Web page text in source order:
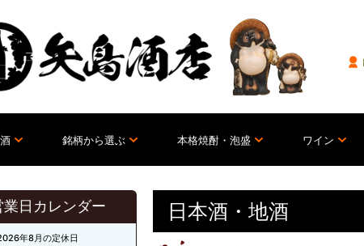
銘柄から選ぶ 本格焼酎・泡盛 ワイン
業日カレンダー
年8月の定休日
日本酒・地酒